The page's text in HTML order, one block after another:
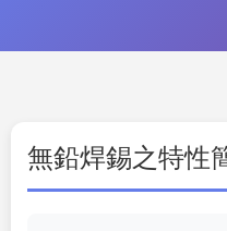
無鉛焊錫之特性